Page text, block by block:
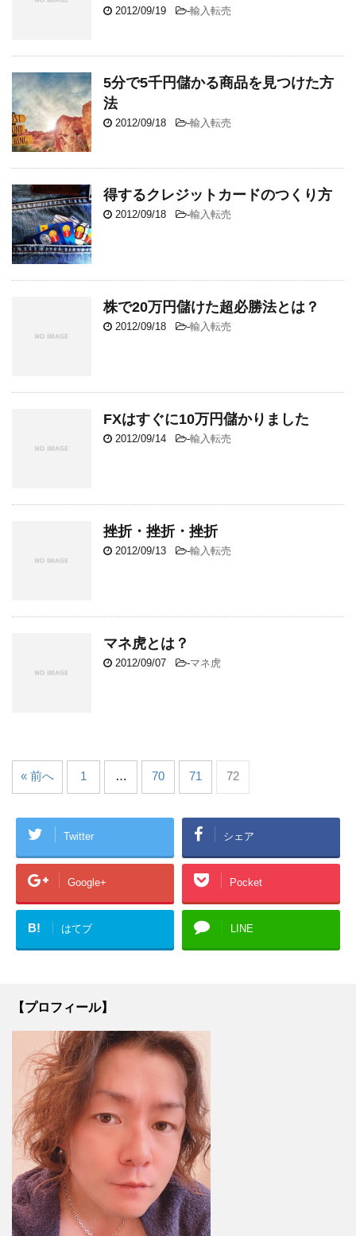
2012/09/19 -輸入転売
5分で5千円儲かる商品を見つけた方
法
2012/09/18 -輸入転売
得するクレジットカードのつくり方
2012/09/18 -輸入転売
株で20万円儲けた超必勝法とは？
2012/09/18 -輸入転売
FXはすぐに10万円儲かりました
2012/09/14 -輸入転売
挫折・挫折・挫折
2012/09/13 -輸入転売
マネ虎とは？
2012/09/07 -マネ虎
« 前へ 1 … 70 71 72
Twitter シェア
Google+ Pocket
B! はてブ LINE
【プロフィール】